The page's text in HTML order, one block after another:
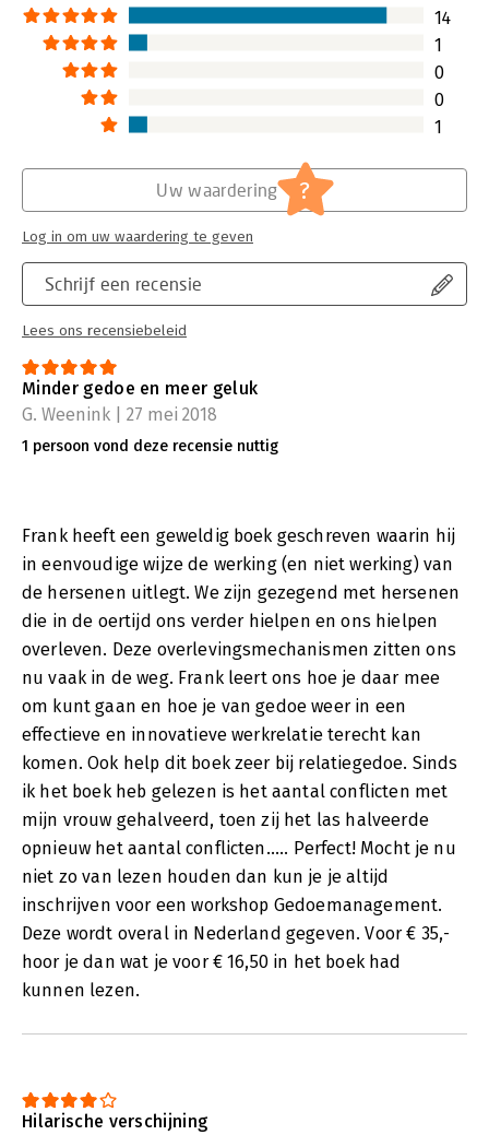
auteur Frank Schurink.
Lees verder
14
1
0
0
1
Schrijf een recensie
Lees ons recensiebeleid
Uw waardering ?
Log in om uw waardering te geven
Minder gedoe en meer geluk
G. Weenink | 27 mei 2018
1 persoon vond deze recensie nuttig
Frank heeft een geweldig boek geschreven waarin hij
in eenvoudige wijze de werking (en niet werking) van
de hersenen uitlegt. We zijn gezegend met hersenen
die in de oertijd ons verder hielpen en ons hielpen
overleven. Deze overlevingsmechanismen zitten ons
nu vaak in de weg. Frank leert ons hoe je daar mee
om kunt gaan en hoe je van gedoe weer in een
effectieve en innovatieve werkrelatie terecht kan
komen. Ook help dit boek zeer bij relatiegedoe. Sinds
ik het boek heb gelezen is het aantal conflicten met
mijn vrouw gehalveerd, toen zij het las halveerde
opnieuw het aantal conflicten..... Perfect! Mocht je nu
niet zo van lezen houden dan kun je je altijd
inschrijven voor een workshop Gedoemanagement.
Deze wordt overal in Nederland gegeven. Voor € 35,-
hoor je dan wat je voor € 16,50 in het boek had
kunnen lezen.
Hilarische verschijning